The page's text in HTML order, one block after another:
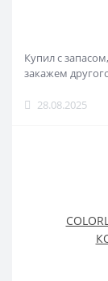
Купил с
закажем
28.08.2025